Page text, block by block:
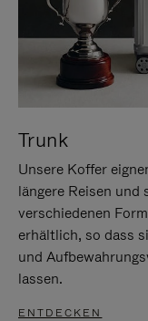
Trunk
Unsere Koffer
längere Reisen und
verschiedenen
erhältlich, so dass
und
lassen.
ENTDECKEN